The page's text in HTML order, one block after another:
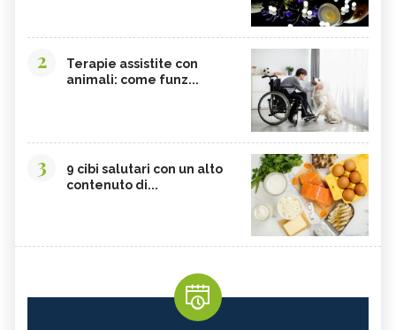
2
Terapie assistite con
animali: come funz...
3
9 cibi salutari con un alto
contenuto di...